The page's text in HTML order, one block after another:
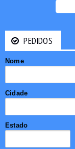
PEDIDOS
Nome
Cidade
Estado